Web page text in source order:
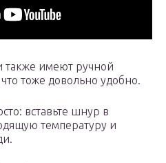
также имеют ручной
тоже довольно удобно.
вставьте шнур в
температуру и